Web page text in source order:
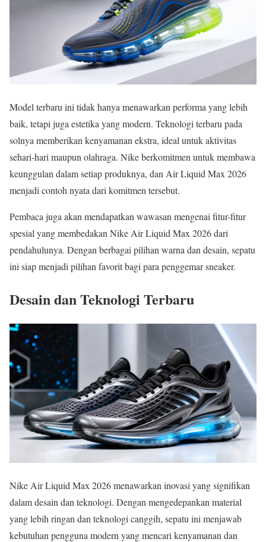
Model terbaru ini tidak hanya menawarkan performa yang lebih
baik, tetapi juga estetika yang modern. Teknologi terbaru pada
solnya memberikan kenyamanan ekstra, ideal untuk aktivitas
sehari-hari maupun olahraga. Nike berkomitmen untuk membawa
keunggulan dalam setiap produknya, dan Air Liquid Max 2026
menjadi contoh nyata dari komitmen tersebut.
Pembaca juga akan mendapatkan wawasan mengenai fitur-fitur
spesial yang membedakan Nike Air Liquid Max 2026 dari
pendahulunya. Dengan berbagai pilihan warna dan desain, sepatu
ini siap menjadi pilihan favorit bagi para penggemar sneaker.
Desain dan Teknologi Terbaru
Nike Air Liquid Max 2026 menawarkan inovasi yang signifikan
dalam desain dan teknologi. Dengan mengedepankan material
yang lebih ringan dan teknologi canggih, sepatu ini menjawab
kebutuhan pengguna modern yang mencari kenyamanan dan